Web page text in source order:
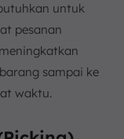
untuk
pesanan
sampai ke
waktu.